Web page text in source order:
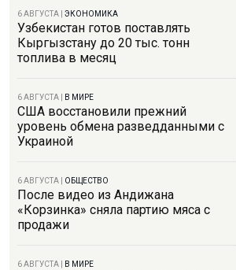
6 АВГУСТА ЭКОНОМИКА
Узбекистан готов поставлять
Кыргызстану до 20 тыс. тонн
топлива в месяц
6 АВГУСТА В МИРЕ
США восстановили прежний
уровень обмена разведданными с
Украиной
6 АВГУСТА ОБЩЕСТВО
После видео из Андижана
«Корзинка» сняла партию мяса с
продажи
6 АВГУСТА В МИРЕ